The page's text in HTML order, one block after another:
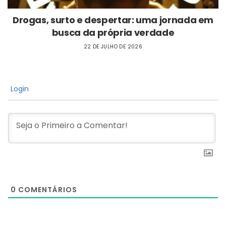
Drogas, surto e despertar: uma jornada em
busca da própria verdade
22 DE JULHO DE 2026
Login
0 COMENTÁRIOS